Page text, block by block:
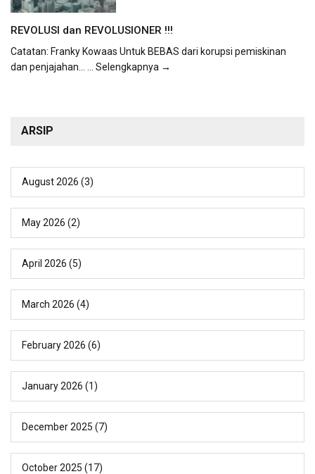
REVOLUSI dan REVOLUSIONER !!!
Catatan: Franky Kowaas Untuk BEBAS dari korupsi pemiskinan
dan penjajahan...
... Selengkapnya →
ARSIP
August 2026 (3)
May 2026 (2)
April 2026 (5)
March 2026 (4)
February 2026 (6)
January 2026 (1)
December 2025 (7)
October 2025 (17)